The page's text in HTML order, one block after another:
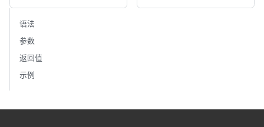
语法
参数
返回值
示例